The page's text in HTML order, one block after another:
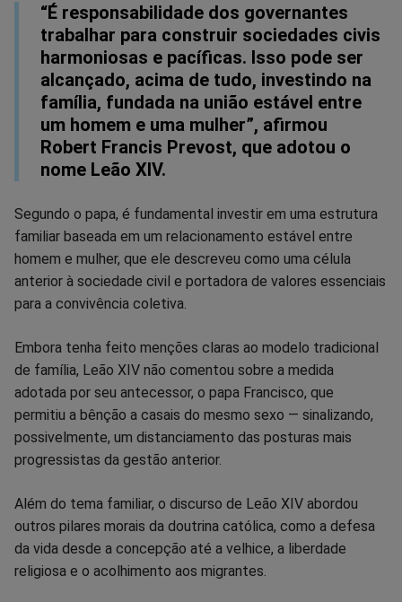
“É responsabilidade dos governantes
trabalhar para construir sociedades civis
harmoniosas e pacíficas. Isso pode ser
alcançado, acima de tudo, investindo na
família, fundada na união estável entre
um homem e uma mulher”, afirmou
Robert Francis Prevost, que adotou o
nome Leão XIV.
Segundo o papa, é fundamental investir em uma estrutura
familiar baseada em um relacionamento estável entre
homem e mulher, que ele descreveu como uma célula
anterior à sociedade civil e portadora de valores essenciais
para a convivência coletiva.
Embora tenha feito menções claras ao modelo tradicional
de família, Leão XIV não comentou sobre a medida
adotada por seu antecessor, o papa Francisco, que
permitiu a bênção a casais do mesmo sexo — sinalizando,
possivelmente, um distanciamento das posturas mais
progressistas da gestão anterior.
Além do tema familiar, o discurso de Leão XIV abordou
outros pilares morais da doutrina católica, como a defesa
da vida desde a concepção até a velhice, a liberdade
religiosa e o acolhimento aos migrantes.